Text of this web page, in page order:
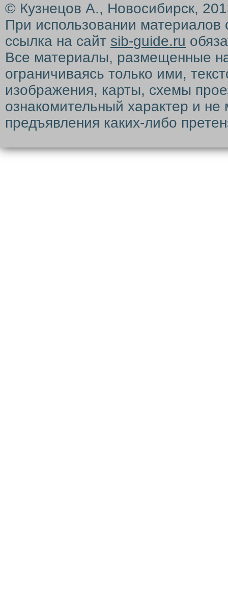
© Кузнецов А., Новосибирск,
При использовании материалов
ссылка на сайт sib-guide.ru
Все материалы, размещенные
ограничиваясь только ими,
изображения, карты, схемы
ознакомительный характер и
предъявления каких-либо